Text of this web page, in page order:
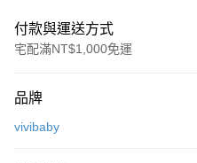
付款與運送方式
宅配滿NT$1,000免運
信用卡一次付款
品牌
vivibaby